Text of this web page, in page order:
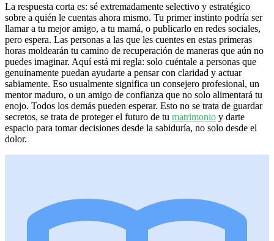
La respuesta corta es: sé extremadamente selectivo y estratégico
sobre a quién le cuentas ahora mismo. Tu primer instinto podría ser
llamar a tu mejor amigo, a tu mamá, o publicarlo en redes sociales,
pero espera. Las personas a las que les cuentes en estas primeras
horas moldearán tu camino de recuperación de maneras que aún no
puedes imaginar. Aquí está mi regla: solo cuéntale a personas que
genuinamente puedan ayudarte a pensar con claridad y actuar
sabiamente. Eso usualmente significa un consejero profesional, un
mentor maduro, o un amigo de confianza que no solo alimentará tu
enojo. Todos los demás pueden esperar. Esto no se trata de guardar
secretos, se trata de proteger el futuro de tu matrimonio y darte
espacio para tomar decisiones desde la sabiduría, no solo desde el
dolor.